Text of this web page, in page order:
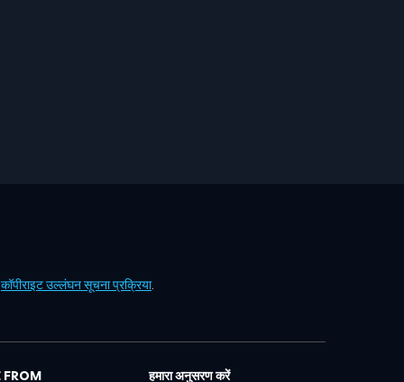
कॉपीराइट उल्लंघन सूचना प्रक्रिया.
FROM हमारा अनुसरण करें